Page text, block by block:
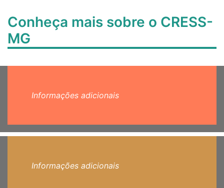
Conheça mais sobre o CRESS-
MG
Informações adicionais
Informações adicionais